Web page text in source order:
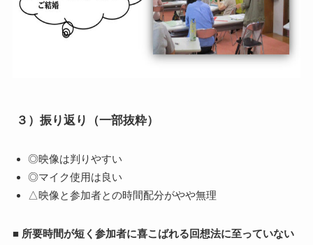
３）振り返り（一部抜粋）
◎映像は判りやすい
◎マイク使用は良い
△映像と参加者との時間配分がやや無理
■ 所要時間が短く参加者に喜こばれる回想法に至っていない